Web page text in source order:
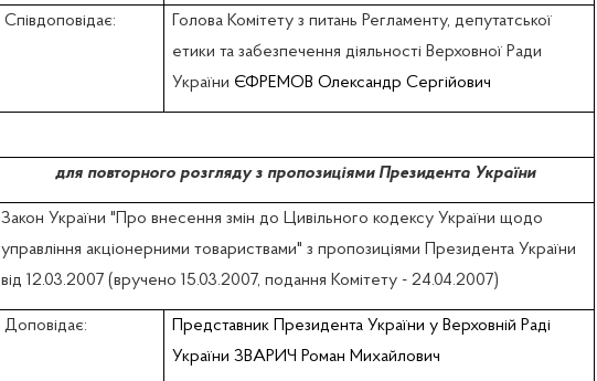
Співдоповідає:
Голова Комітету з питань Регламенту, депутатської
етики та забезпечення діяльності Верховної Ради
України ЄФРЕМОВ Олександр Сергійович
для повторного розгляду з пропозиціями Президента України
Закон України "Про внесення змін до Цивільного кодексу України щодо
управління акціонерними товариствами" з пропозиціями Президента України
від 12.03.2007 (вручено 15.03.2007, подання Комітету - 24.04.2007)
Доповідає:
Представник Президента України у Верховній Раді
України ЗВАРИЧ Роман Михайлович